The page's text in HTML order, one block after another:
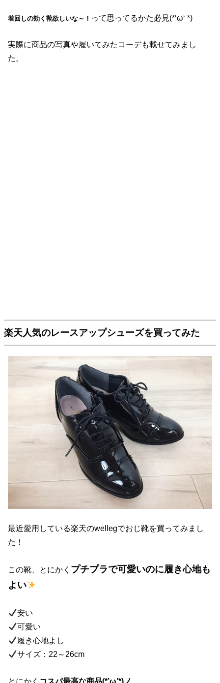
着回しの効く靴欲しいな～！ って思ってるかた必見(*‘ω‘ *)
実際に商品の写真や履いてみたコーデも載せてみまし
た。
楽天人気のレースアップシューズを買ってみた
最近愛用している楽天のwellegでおじ靴を買ってみまし
た！
この靴、とにかく プチプラで可愛いのに履き心地も
よい
安い
可愛い
履き心地よし
サイズ：22～26cm
とにかく コスパ最高な商品(*’ω’*)ノ